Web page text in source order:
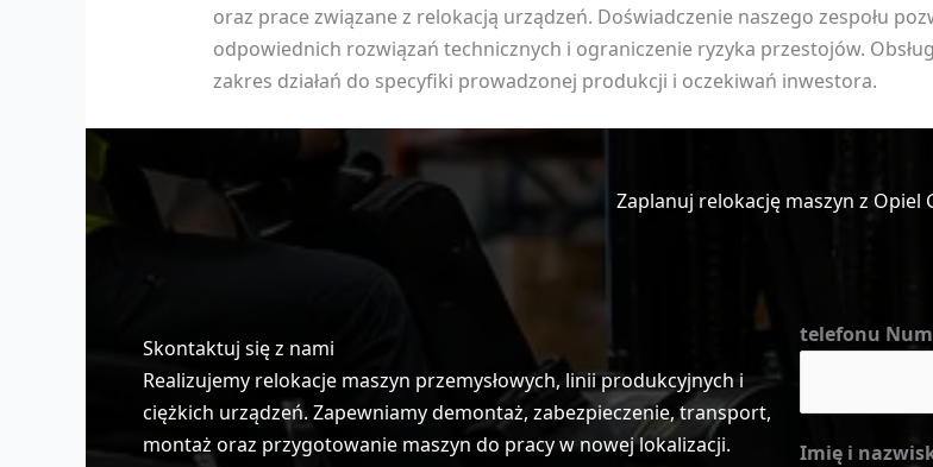
oraz prace związane z relokacją urządzeń. Doświadczenie naszego zespołu
odpowiednich rozwiązań technicznych i ograniczenie ryzyka przestojów.
zakres działań do specyfiki prowadzonej produkcji i oczekiwań inwestora.
Zaplanuj relokację maszyn z Opiel
Skontaktuj się z nami
Realizujemy relokacje maszyn przemysłowych, linii produkcyjnych i
ciężkich urządzeń. Zapewniamy demontaż, zabezpieczenie, transport,
montaż oraz przygotowanie maszyn do pracy w nowej lokalizacji.
telefonu
Imię i